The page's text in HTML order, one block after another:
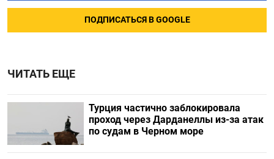
ПОДПИСАТЬСЯ В GOOGLE
ЧИТАТЬ ЕЩЕ
Турция частично заблокировала
проход через Дарданеллы из-за атак
по судам в Черном море